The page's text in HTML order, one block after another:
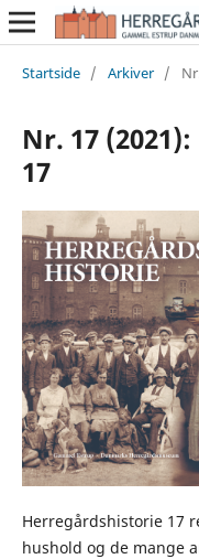
Startside / Arkiver /
Nr. 17
17
Herregårdshistorie 17
hushold og de mange